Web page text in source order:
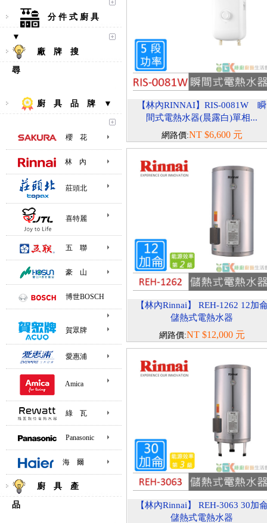
分 件 式 廚 具
▼
廠 牌 搜
尋
廚 具 品 牌 ▼
櫻 花
林 內
莊頭北
喜特麗
五 聯
豪 山
博世BOSCH
賀眾牌
愛惠浦
Amica
綠 瓦
Panasonic
海 爾
廚 具 產
品
【林內RINNAI】RIS-0081W 瞬
間式電熱水器(晨露白)單相...
網路價:NT $6,600 元
【林內Rinnai】 REH-1262 12加
儲熱式電熱水器
網路價:NT $12,000 元
【林內Rinnai】 REH-3063 30加
儲熱式電熱水器